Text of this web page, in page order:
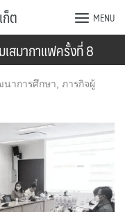
ต MENU
เสมากาแฟครั้งที่​ 8
าการศึกษา ภารกิจผู้